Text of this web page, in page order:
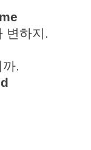
변하지.
.